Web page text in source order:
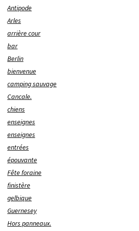
Antipode
Arles
arrière cour
bar
Berlin
bienvenue
camping sauvage
Cancale.
chiens
enseignes
enseignes
entrées
épouvante
Fête foraine
finistère
gelbique
Guernesey
Hors panneaux.